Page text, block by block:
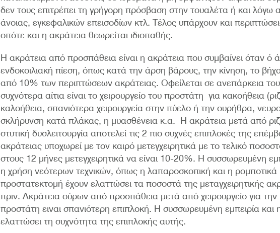
δεν τους επιτρέπει τη γρήγορη πρόσβαση στην τουαλέτα ή και λόγω
άνοιας, εγκεφαλικών επεισοδίων κτλ. Τέλος υπάρχουν και
οπότε και η ακράτεια θεωρείται ιδιοπαθής.
Η ακράτεια από προσπάθεια είναι η ακράτεια που συμβαίνει όταν ό
ενδοκοιλιακή πίεση, όπως κατά την άρση βάρους, την κίνηση, το
από 10% των περιπτώσεων ακράτειας. Οφείλεται σε ανεπάρκεια
συχνότερα αίτια είναι το χειρουργείο του προστάτη για κακοήθεια
καλοήθεια, σπανιότερα χειρουργεία στην πύελο ή την ουρήθρα,
σκλήρυνση κατά πλάκας, η μυασθένεια κ.α. Η ακράτεια μετά από
στυτική δυσλειτουργία αποτελεί τις 2 πιο συχνές επιπλοκές της
ακράτειας υποχωρεί με τον καιρό μετεγχειρητικά με το τελικό
στους 12 μήνες μετεγχειρητικά να είναι 10-20%. Η συσσωρευμένη
η χρήση νεότερων τεχνικών, όπως η λαπαροσκοπική και η ρομποτικά
προστατεκτομή έχουν ελαττώσει τα ποσοστά της μεταγχειρητικής
πριν. Ακράτεια ούρων από προσπάθεια μετά από χειρουργείο για
προστάτη ειναι σπανιότερη επιπλοκή. Η συσσωρευμένη εμπειρία και
ελαττώσει τη συχνότητα της επιπλοκής αυτής.